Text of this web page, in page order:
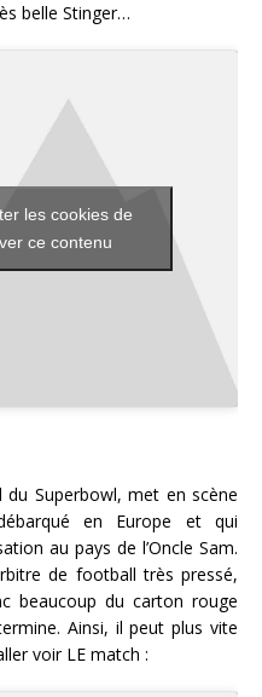
belle Stinger…
les cookies de
ce contenu
Superbowl, met en scène
en Europe et qui
au pays de l’Oncle Sam.
de football très pressé,
beaucoup du carton rouge
Ainsi, il peut plus vite
voir LE match :